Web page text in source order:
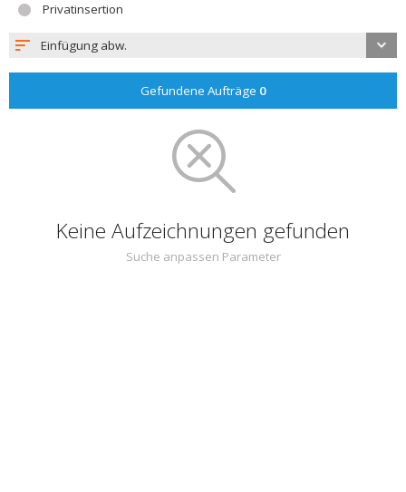
Privatinsertion
Einfügung abw.
Gefundene Aufträge 0
Keine Aufzeichnungen gefunden
Suche anpassen Parameter